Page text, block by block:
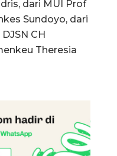
dari MUI Prof
Sundoyo, dari
CH
Theresia